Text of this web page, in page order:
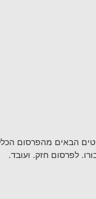
הבאים מהפרסום
לפרסום חזק. ועובד.